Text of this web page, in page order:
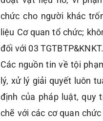
chức cho người khác
liệu Cơ quan tổ chức;
đối với 03 TGTBTP&KNKT.
Các nguồn tin về tội
lý, xử lý giải quyết luôn
định của pháp luật, quy
chẽ với các cơ quan